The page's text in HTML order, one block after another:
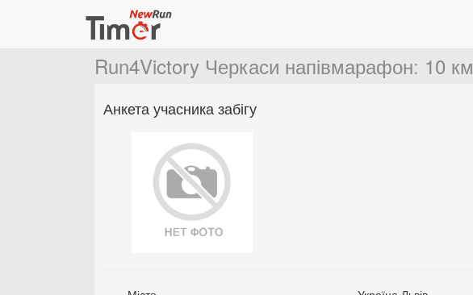
Run4Victory Черкаси напівмарафон: 10 км
Анкета учасника забігу